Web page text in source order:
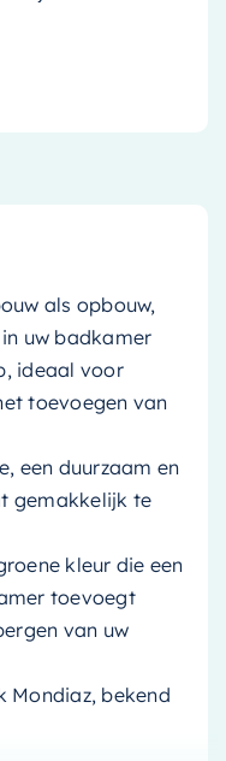
als opbouw,
uw badkamer
ideaal voor
toevoegen van
een duurzaam en
gemakkelijk te
kleur die een
toevoegt
van uw
Mondiaz, bekend